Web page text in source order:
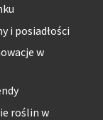
i posiadłości
w
roślin w